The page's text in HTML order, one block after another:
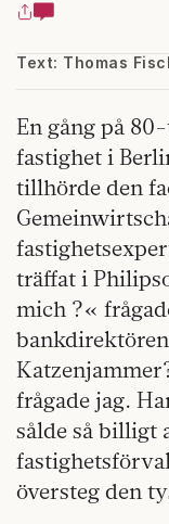
Text: Thomas
En gång på
fastighet i
tillhörde den
träffat i
mich ?«
frågade jag.
sålde så billigt
översteg den